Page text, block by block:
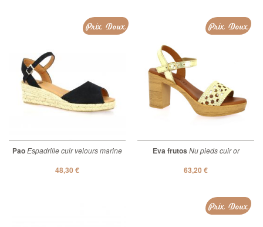
PaoEspadrille cuir velours marine
48,30 €
Prix Doux
Eva frutos Nu pieds cuir or
63,20 €
Prix Doux
Prix Doux